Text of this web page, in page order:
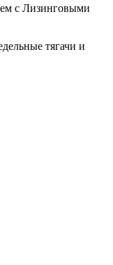
с Лизинговыми
тягачи и